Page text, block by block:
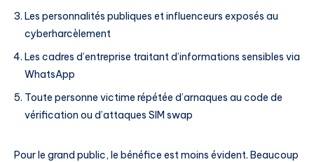
Les personnalités publiques et influenceurs exposés au
cyberharcèlement
Les cadres d’entreprise traitant d’informations sensibles via
WhatsApp
Toute personne victime répétée d’arnaques au code de
vérification ou d’attaques SIM swap
Pour le grand public, le bénéfice est moins évident. Beaucoup